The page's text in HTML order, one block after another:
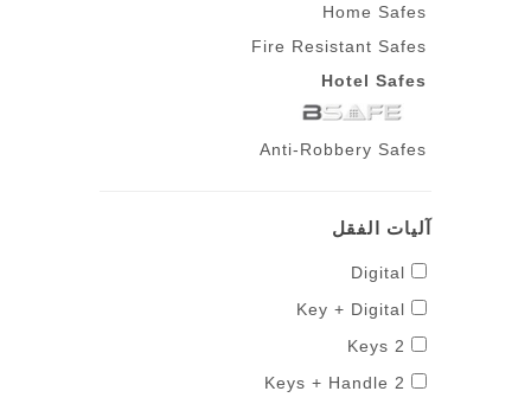
Home Safes
Fire Resistant Safes
Hotel Safes
Anti-Robbery Safes
آليات الفقل